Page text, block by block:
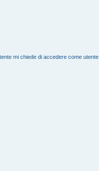
mi chiede di accedere come utente